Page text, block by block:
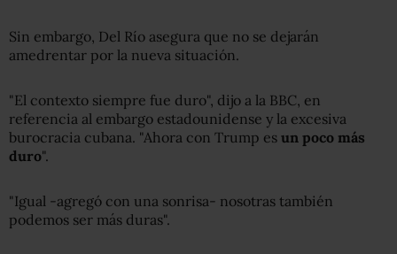
Sin embargo, Del Río asegura que no se dejarán
amedrentar por la nueva situación.
"El contexto siempre fue duro", dijo a la BBC, en
referencia al embargo estadounidense y la excesiva
burocracia cubana. "Ahora con Trump es un poco más
duro".
"Igual -agregó con una sonrisa- nosotras también
podemos ser más duras".